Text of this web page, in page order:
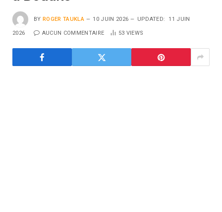
BY ROGER TAUKLA 10 JUIN 2026 UPDATED: 11 JUIN
2026 AUCUN COMMENTAIRE 53 VIEWS